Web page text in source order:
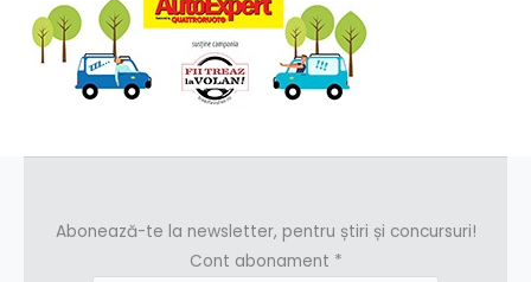
Abonează-te la newsletter, pentru știri și concursuri!
Cont abonament *